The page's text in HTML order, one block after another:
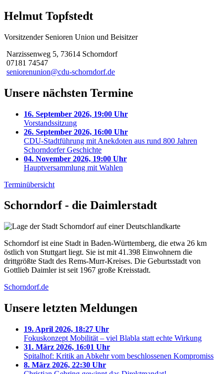
Helmut Topfstedt
Vorsitzender Senioren Union und Beisitzer
Narzissenweg 5, 73614 Schorndorf
07181 74547
seniorenunion@cdu-schorndorf.de
Unsere nächsten Termine
16. September 2026, 19:00 Uhr
Vorstandssitzung
26. September 2026, 16:00 Uhr
CDU-Stadtführung mit Anekdoten aus rund 800 Jahren
Schorndorfer Geschichte
04. November 2026, 19:00 Uhr
Hauptversammlung mit Wahlen
Terminübersicht
Schorndorf - die Daimlerstadt
Schorndorf ist eine Stadt in Baden-Württemberg, die etwa 26 km
östlich von Stuttgart liegt. Sie ist mit 41.398 Einwohnern die
drittgrößte Stadt des Rems-Murr-Kreises. Die Geburtsstadt von
Gottlieb Daimler ist seit 1967 große Kreisstadt.
Schorndorf.de
Unsere letzten Meldungen
19. April 2026, 18:27 Uhr
Fokuskonzept Mobilität – viel Blabla statt echte Wirkung
31. März 2026, 16:01 Uhr
Spitalhof: Kritik an Abkehr vom beschlossenen Kompromiss
8. März 2026, 22:30 Uhr